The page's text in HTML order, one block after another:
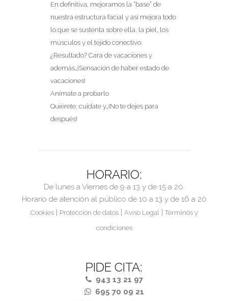
En definitiva, mejoramos la “base” de
nuestra estructura facial y así mejora todo
lo que se sustenta sobre ella, la piel, los
músculos y el tejido conectivo.
¿Resultado? Cara de vacaciones y
además…¡Sensación de haber estado de
vacaciones!
Anímate a probarlo
Quiérete, cuídate y…¡No te dejes para
después!
HORARIO:
De lunes a Viernes de 9 a 13 y de 15 a 20.
Horario de atención al público de 10 a 13 y de 16 a 20
Cookies| Protección de datos| Aviso Legal| Términos y
condiciones
PIDE CITA:
943 13 21 97
695 70 09 21